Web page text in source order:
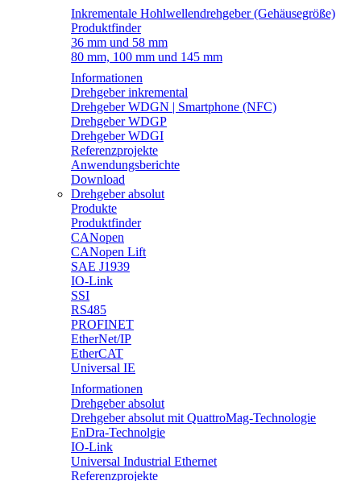
Inkrementale Hohlwellendrehgeber (Gehäusegröße)
Produktfinder
36 mm und 58 mm
80 mm, 100 mm und 145 mm
Informationen
Drehgeber inkremental
Drehgeber WDGN | Smartphone (NFC)
Drehgeber WDGP
Drehgeber WDGI
Referenzprojekte
Anwendungsberichte
Download
Drehgeber absolut
Produkte
Produktfinder
CANopen
CANopen Lift
SAE J1939
IO-Link
SSI
RS485
PROFINET
EtherNet/IP
EtherCAT
Universal IE
Informationen
Drehgeber absolut
Drehgeber absolut mit QuattroMag-Technologie
EnDra-Technolgie
IO-Link
Universal Industrial Ethernet
Referenzprojekte